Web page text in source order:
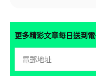
更多精彩文章每日送到